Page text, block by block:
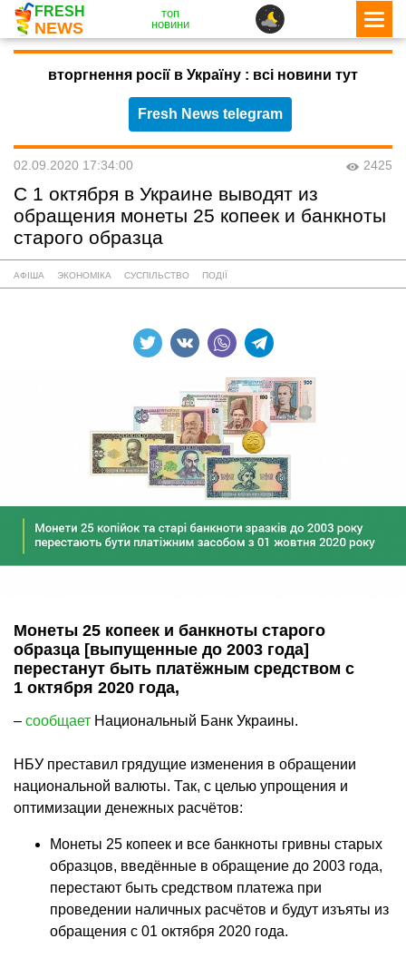
FRESH
NEWS
топ
новини
вторгнення росії в Україну : всі новини тут
Fresh News telegram
02.09.2020 17:34:00 2425
С 1 октября в Украине выводят из
обращения монеты 25 копеек и банкноты
старого образца
АФІША ЭКОНОМІКА СУСПІЛЬСТВО ПОДІЇ
Монеты 25 копеек и банкноты старого
образца [выпущенные до 2003 года]
перестанут быть платёжным средством с
1 октября 2020 года,
– сообщает Национальный Банк Украины.
НБУ преставил грядущие изменения в обращении
национальной валюты. Так, с целью упрощения и
оптимизации денежных расчётов:
Монеты 25 копеек и все банкноты гривны старых
образцов, введённые в обращение до 2003 года,
перестают быть средством платежа при
проведении наличных расчётов и будут изъяты из
обращения с 01 октября 2020 года.